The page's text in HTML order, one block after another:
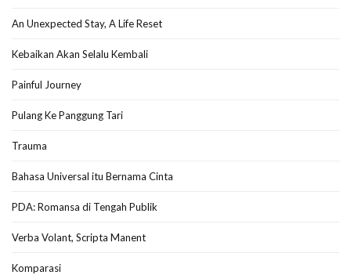
An Unexpected Stay, A Life Reset
Kebaikan Akan Selalu Kembali
Painful Journey
Pulang Ke Panggung Tari
Trauma
Bahasa Universal itu Bernama Cinta
PDA: Romansa di Tengah Publik
Verba Volant, Scripta Manent
Komparasi